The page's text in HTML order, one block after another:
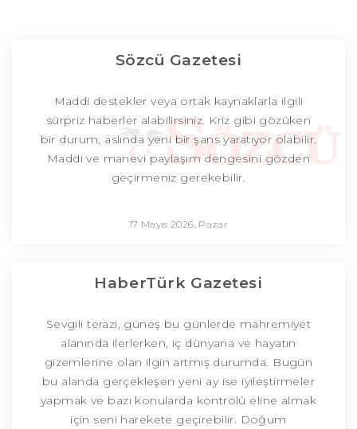
Sözcü Gazetesi
Maddi destekler veya ortak kaynaklarla ilgili
sürpriz haberler alabilirsiniz. Kriz gibi gözüken
bir durum, aslında yeni bir şans yaratıyor olabilir.
Maddi ve manevi paylaşım dengesini gözden
geçirmeniz gerekebilir.
17 Mayıs 2026, Pazar
HaberTürk Gazetesi
Sevgili terazi, güneş bu günlerde mahremiyet
alanında ilerlerken, iç dünyana ve hayatın
gizemlerine olan ilgin artmış durumda. Bugün
bu alanda gerçekleşen yeni ay ise iyileştirmeler
yapmak ve bazı konularda kontrolü eline almak
için seni harekete geçirebilir. Doğum